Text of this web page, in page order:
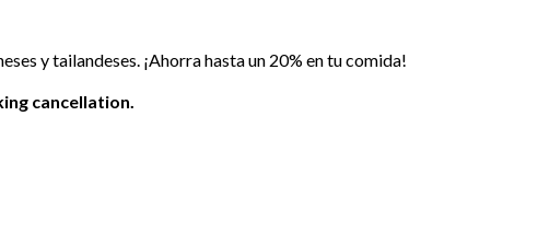
y tailandeses. ¡Ahorra hasta un 20% en tu comida!
cancellation.